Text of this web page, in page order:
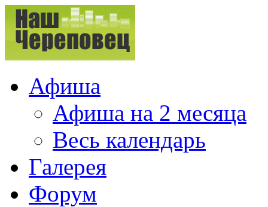
Афиша
Афиша на 2 месяца
Весь календарь
Галерея
Форум